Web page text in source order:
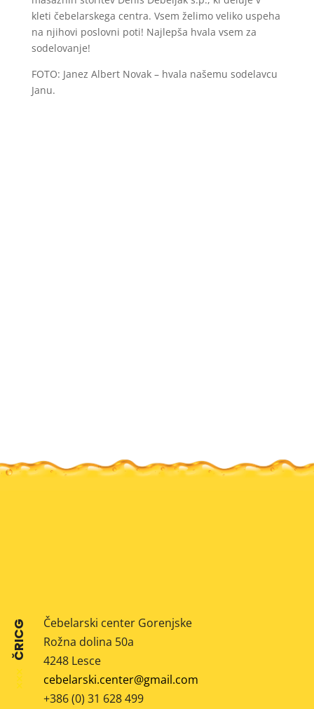
kleti čebelarskega centra. Vsem želimo veliko uspeha
na njihovi poslovni poti! Najlepša hvala vsem za
sodelovanje!
FOTO: Janez Albert Novak – hvala našemu sodelavcu
Janu.
ČRICG
Čebelarski center Gorenjske
Rožna dolina 50a
4248 Lesce
cebelarski.center@gmail.com
+386 (0) 31 628 499